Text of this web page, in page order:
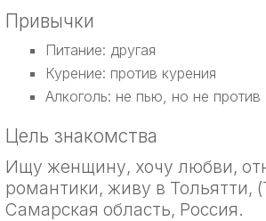
Привычки
Питание: другая
Курение: против курения
Алкоголь: не пью, но не против
Цель знакомства
Ищу женщину, хочу любви,
романтики, живу в Тольятти,
Самарская область, Россия.